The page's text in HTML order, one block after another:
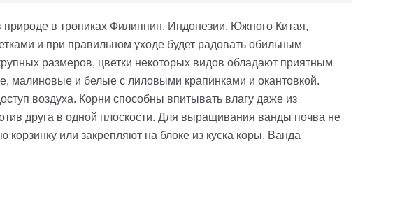
в тропиках Филиппин, Индонезии, Южного Китая,
и при правильном уходе будет радовать обильным
размеров, цветки некоторых видов обладают приятным
малиновые и белые с лиловыми крапинками и окантовкой.
воздуха. Корни способны впитывать влагу даже из
друга в одной плоскости. Для выращивания ванды почва не
или закрепляют на блоке из куска коры. Ванда